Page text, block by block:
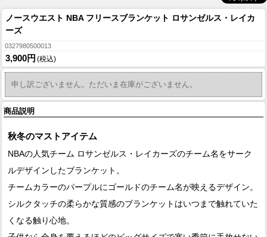
ノースウエスト NBA フリースブランケット ロサンゼルス・レイカ
ーズ
0327980500013
3,900円 (税込)
申し訳ございません。ただいま在庫がございません。
商品説明
秋冬のマストアイテム
NBAの人気チーム ロサンゼルス・レイカーズのチーム名をサーク
ルデザインしたブランケット。
チームカラーのパープルにゴールドのチーム名が映えるデザイン。
シルクタッチの柔らかな質感のブランケットはいつまで触れていた
くなる触り心地。